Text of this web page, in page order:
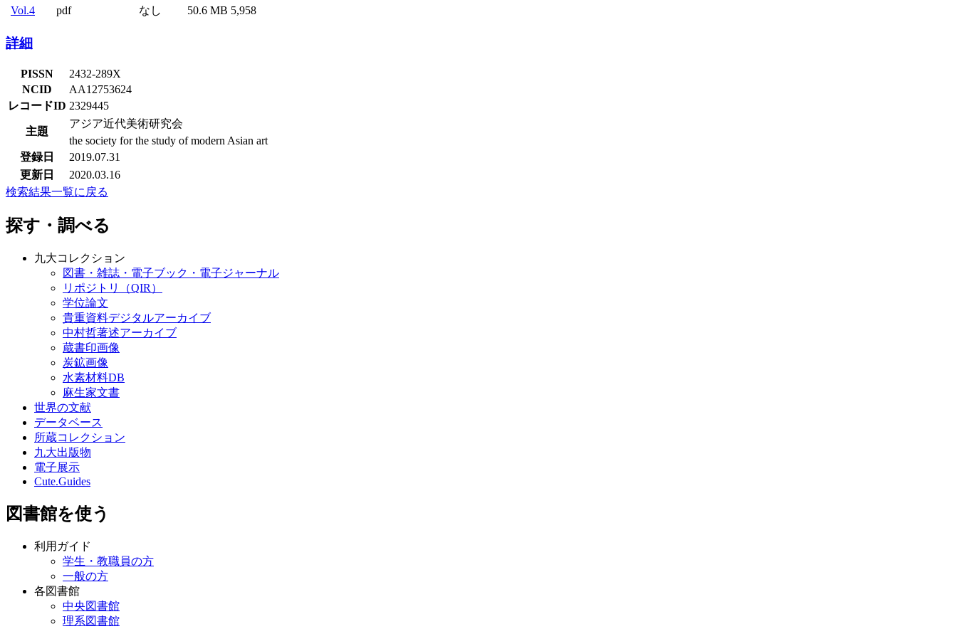
Vol.4
pdf なし 50.6 MB 5,958
詳細
PISSN
2432-289X
NCID
AA12753624
レコードID 2329445
主題
アジア近代美術研究会
the society for the study of modern Asian art
登録日
2019.07.31
更新日
2020.03.16
検索結果一覧に戻る
探す・調べる
九大コレクション
図書・雑誌・電子ブック・電子ジャーナル
リポジトリ（QIR）
学位論文
貴重資料デジタルアーカイブ
中村哲著述アーカイブ
蔵書印画像
炭鉱画像
水素材料DB
麻生家文書
世界の文献
データベース
所蔵コレクション
九大出版物
電子展示
Cute.Guides
図書館を使う
利用ガイド
学生・教職員の方
一般の方
各図書館
中央図書館
理系図書館